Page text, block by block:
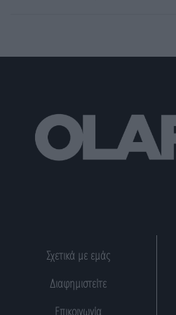
Σχετικά με εμάς
Διαφημιστείτε
Επικοινωνία